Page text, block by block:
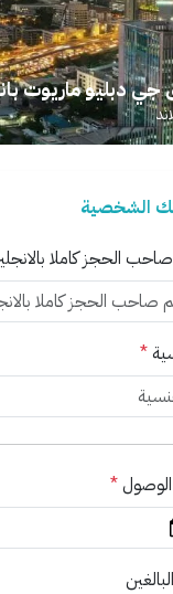
جي دبليو ماريوت
الشخصية
الحجز كاملا
*
الوصول*